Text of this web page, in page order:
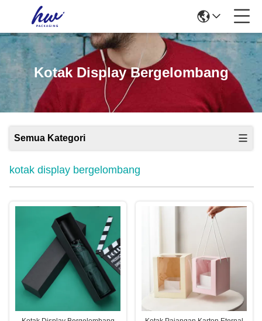
Kotak Display Bergelombang
Semua Kategori
kotak display bergelombang